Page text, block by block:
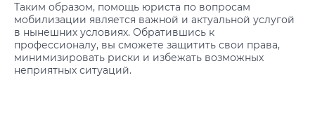
Таким образом, помощь юриста по вопросам
мобилизации является важной и актуальной услугой
в нынешних условиях. Обратившись к
профессионалу, вы сможете защитить свои права,
минимизировать риски и избежать возможных
неприятных ситуаций.